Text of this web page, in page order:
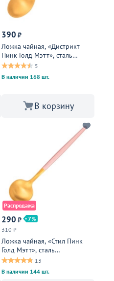
390 ₽
Ложка чайная, «Дистрикт
Пинк Голд Мэтт», сталь
нержавеющая, 30 мм,
золотой, розовый
5
В наличии 168 шт.
В корзину
Распродажа
290 ₽
7
310 ₽
Ложка чайная, «Стил Пинк
Голд Мэтт», сталь
нержавеющая, 3 см, золотой,
розовый
13
В наличии 144 шт.